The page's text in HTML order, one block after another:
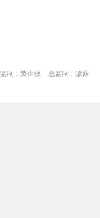
监制：黄作敏 总监制：缪磊